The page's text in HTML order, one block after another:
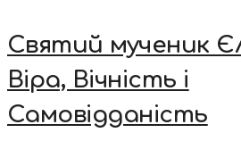
Святий мученик
Віра, Вічність і
Самовідданість